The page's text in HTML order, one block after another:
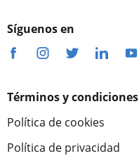
Síguenos en
Términos y condiciones
Política de cookies
Política de privacidad